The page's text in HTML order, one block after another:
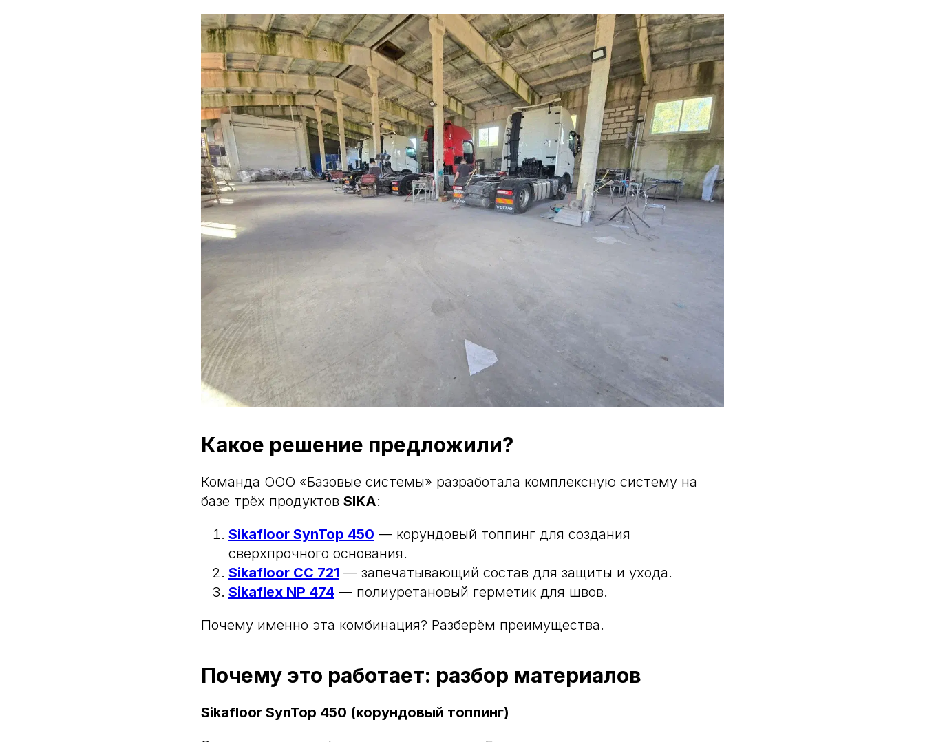
Какое решение предложили?
Команда ООО «Базовые системы» разработала комплексную систему на
базе трёх продуктов SIKA:
Sikafloor SynTop 450 — корундовый топпинг для создания
сверхпрочного основания.
Sikafloor CC 721 — запечатывающий состав для защиты и ухода.
Sikaflex NP 474 — полиуретановый герметик для швов.
Почему именно эта комбинация? Разберём преимущества.
Почему это работает: разбор материалов
Sikafloor SynTop 450 (корундовый топпинг)